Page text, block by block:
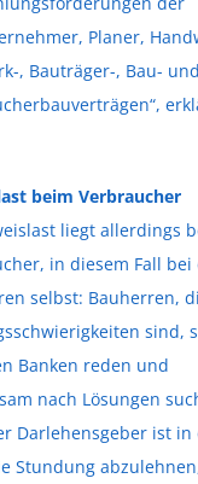
Planer,
, Bauträger-, Bau- und
beim Verbraucher
liegt allerdings
in diesem Fall bei
selbst: Bauherren,
sind,
Banken reden und
nach Lösungen
Darlehensgeber ist in
Stundung